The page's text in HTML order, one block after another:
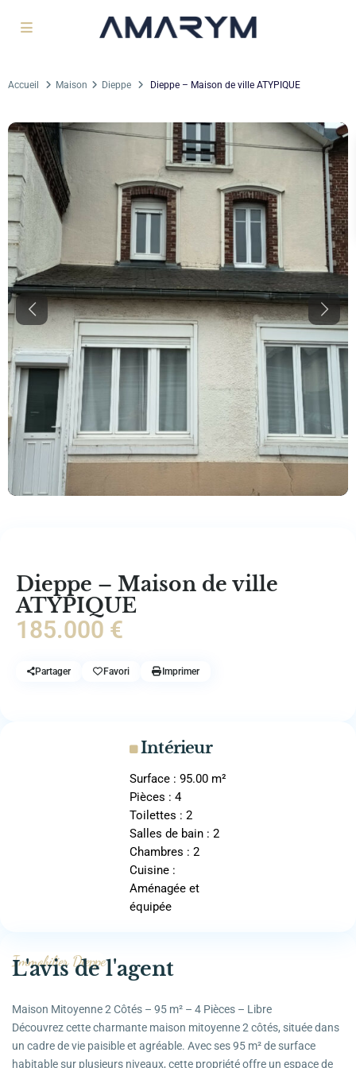
Accueil Maison Dieppe Dieppe – Maison de ville ATYPIQUE
Previous Next
Dieppe – Maison de ville
ATYPIQUE
185.000 €
Partager Favori Imprimer
Intérieur
Surface : 95.00 m²
Pièces : 4
Toilettes : 2
Salles de bain : 2
Chambres : 2
Cuisine :
Aménagée et
équipée
Immobilier Dieppe
L'avis de l'agent
Maison Mitoyenne 2 Côtés – 95 m² – 4 Pièces – Libre
Découvrez cette charmante maison mitoyenne 2 côtés, située dans
un cadre de vie paisible et agréable. Avec ses 95 m² de surface
habitable sur plusieurs niveaux, cette propriété offre un espace de